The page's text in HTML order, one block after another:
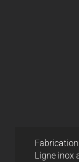
Ligne inox